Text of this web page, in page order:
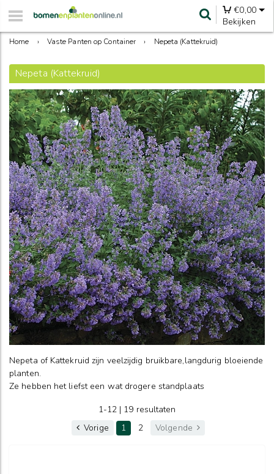
€0,00
Bekijken
Home › Vaste Panten op Container › Nepeta (Kattekruid)
Nepeta (Kattekruid)
Nepeta of Kattekruid zijn veelzijdig bruikbare,langdurig bloeiende
planten.
Ze hebben het liefst een wat drogere standplaats
1-12 | 19 resultaten
Vorige
1 2 Volgende